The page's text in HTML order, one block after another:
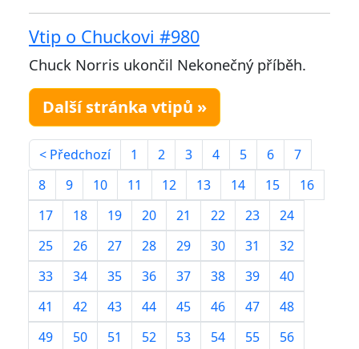
Vtip o Chuckovi #980
Chuck Norris ukončil Nekonečný příběh.
Další stránka vtipů »
< Předchozí 1 2 3 4 5 6
7
8
9 10 11 12 13 14 15
16
17
18 19 20 21 22 23
24
25
26 27 28 29 30 31
32
33
34 35 36 37 38 39
40
41
42 43 44 45 46 47
48
49
50 51 52 53 54 55
56